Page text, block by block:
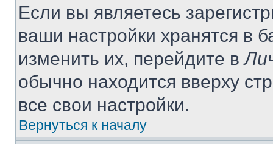
Если вы являетесь
ваши настройки хранятся в
изменить их, перейдите в
обычно находится вверху
все свои настройки.
Вернуться к началу